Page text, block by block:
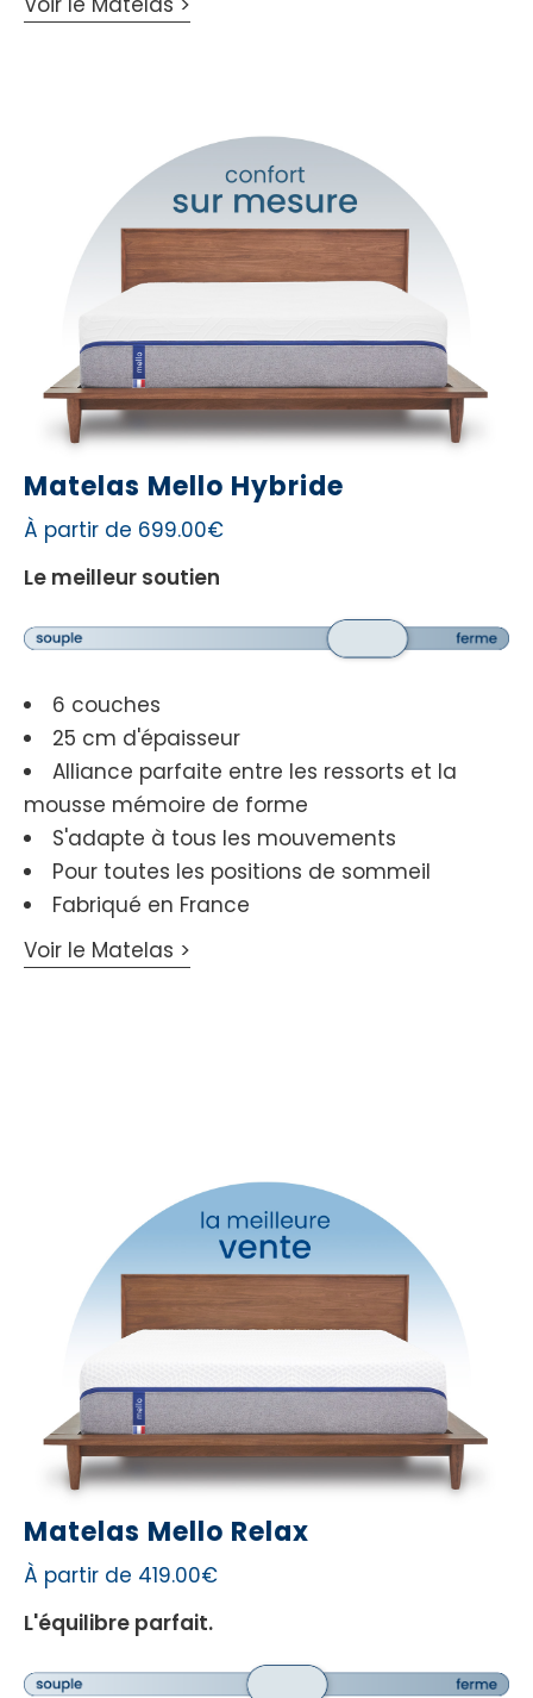
Matelas Mello Hybride
À partir de 699.00€
Le meilleur soutien
6 couches
25 cm d'épaisseur
Alliance parfaite entre les ressorts et la
mousse mémoire de forme
S'adapte à tous les mouvements
Pour toutes les positions de sommeil
Fabriqué en France
Voir le Matelas >
Matelas Mello Relax
À partir de 419.00€
L'équilibre parfait.